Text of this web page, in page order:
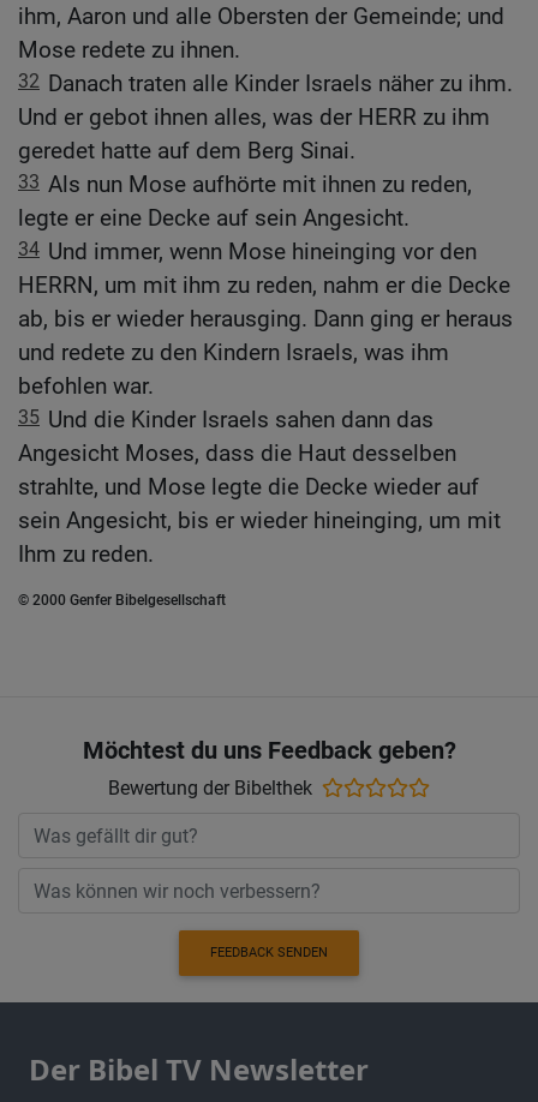
ihm, Aaron und alle Obersten der Gemeinde; und
Mose redete zu ihnen.
32 Danach traten alle Kinder Israels näher zu ihm.
Und er gebot ihnen alles, was der HERR zu ihm
geredet hatte auf dem Berg Sinai.
33 Als nun Mose aufhörte mit ihnen zu reden,
legte er eine Decke auf sein Angesicht.
34 Und immer, wenn Mose hineinging vor den
HERRN, um mit ihm zu reden, nahm er die Decke
ab, bis er wieder herausging. Dann ging er heraus
und redete zu den Kindern Israels, was ihm
befohlen war.
35 Und die Kinder Israels sahen dann das
Angesicht Moses, dass die Haut desselben
strahlte, und Mose legte die Decke wieder auf
sein Angesicht, bis er wieder hineinging, um mit
Ihm zu reden.
© 2000 Genfer Bibelgesellschaft
Möchtest du uns Feedback geben?
Bewertung der Bibelthek
FEEDBACK SENDEN
Der Bibel TV Newsletter